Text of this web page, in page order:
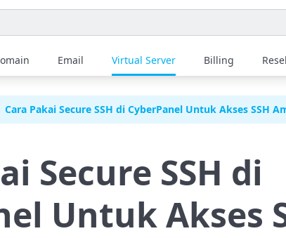
Email Virtual Server Billing
Cara Pakai Secure SSH di CyberPanel Untuk Akses SSH
Secure SSH di
Untuk Akses